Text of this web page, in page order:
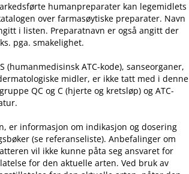
humanpreparater kan legemidlets
over farmasøytiske preparater. Navn
i listen. Preparatnavn er også angitt der
pga. smakelighet.
(humanmedisinsk ATC-kode), sanseorganer,
midler, er ikke tatt med i denne
QC og C (hjerte og kretsløp) og ATC-
er informasjon om indikasjon og dosering
(se referanseliste). Anbefalinger om
vil ikke kunne påta seg ansvaret for
for den aktuelle arten. Ved bruk av